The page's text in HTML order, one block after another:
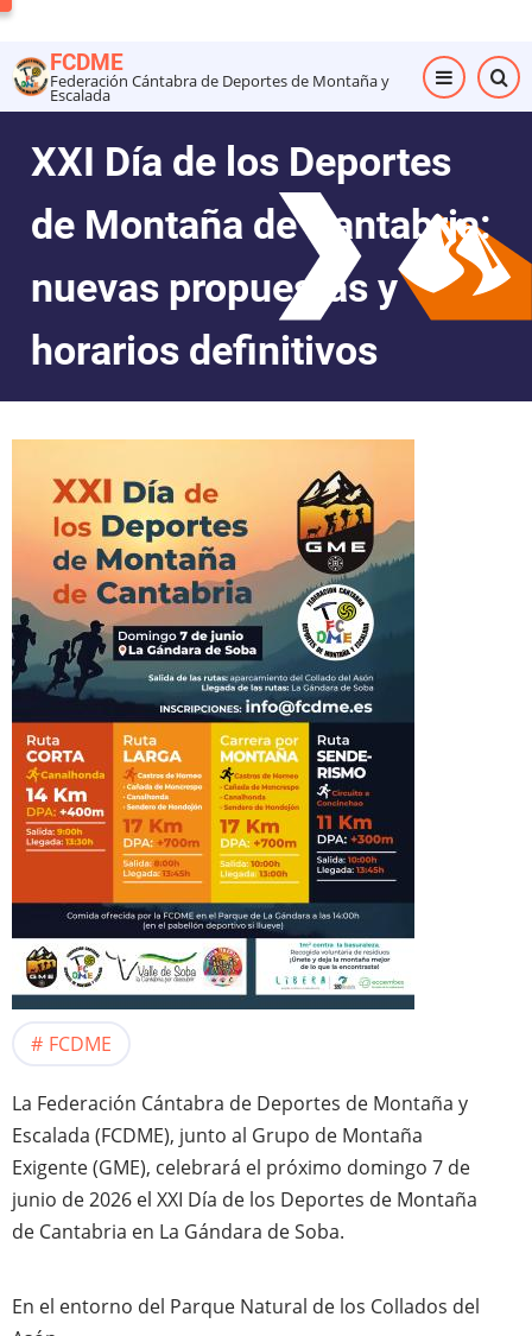
al
contenido
principal
FCDME
Federación Cántabra de Deportes de Montaña y
Escalada
XXI Día de los Deportes
de Montaña de Cantabria:
nuevas propuestas y
horarios definitivos
FCDME
La Federación Cántabra de Deportes de Montaña y
Escalada (FCDME), junto al Grupo de Montaña
Exigente (GME), celebrará el próximo domingo 7 de
junio de 2026 el XXI Día de los Deportes de Montaña
de Cantabria en La Gándara de Soba.
En el entorno del Parque Natural de los Collados del